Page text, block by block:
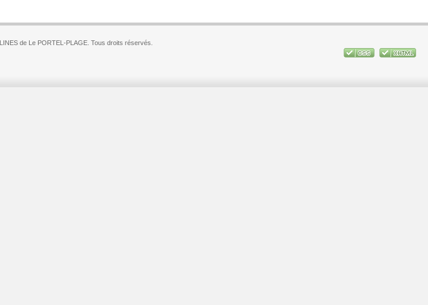
de Le PORTEL-PLAGE. Tous droits réservés.